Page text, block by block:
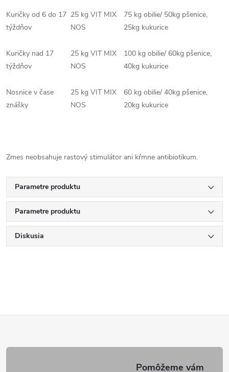
Kuričky od 6 do 17
týždňov
25 kg VIT MIX
NOS
75 kg obilie/ 50kg pšenice,
25kg kukurice
Kuričky nad 17
týždňov
25 kg VIT MIX
NOS
100 kg obilie/ 60kg pšenice,
40kg kukurice
Nosnice v čase
znášky
25 kg VIT MIX
NOS
60 kg obilie/ 40kg pšenice,
20kg kukurice
Zmes neobsahuje rastový stimulátor ani kŕmne antibiotikum.
Parametre produktu
Parametre produktu
Diskusia
á